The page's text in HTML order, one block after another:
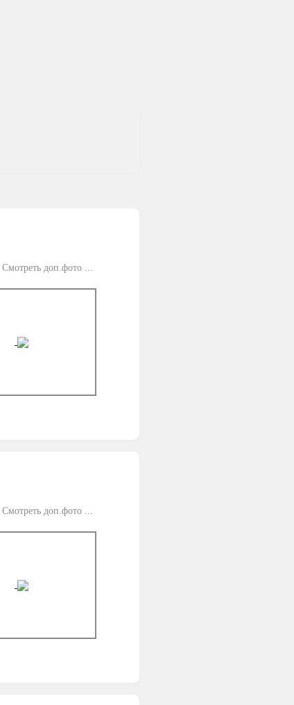
Смотреть доп.фото ...
Смотреть доп.фото ...